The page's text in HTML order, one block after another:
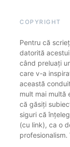
COPYRIGHT
Pentru că
datorită
când preluați
care v-a
această
mult mai multă
că găsiți
siguri că
(cu link), ca o
profesionalism.